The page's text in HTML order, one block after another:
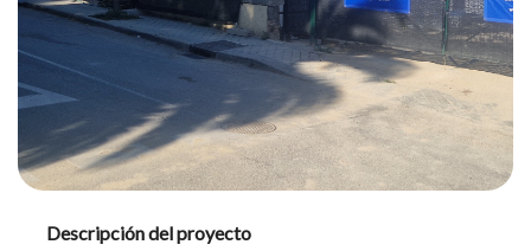
Descripción del proyecto